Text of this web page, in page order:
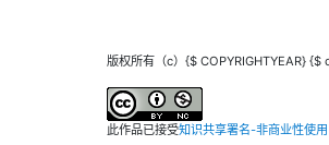
版权所有（c）{$ COPYRIGHTYEAR}
此作品已接受知识共享署名-非商业性使